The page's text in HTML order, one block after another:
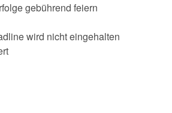
gebührend feiern
wird nicht eingehalten